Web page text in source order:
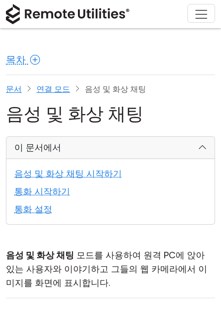
목차
문서 연결 모드 음성 및 화상 채팅
음성 및 화상 채팅
이 문서에서
음성 및 화상 채팅 시작하기
통화 시작하기
통화 설정
음성 및 화상 채팅 모드를 사용하여 원격 PC에 앉아
있는 사용자와 이야기하고 그들의 웹 카메라에서 이
미지를 화면에 표시합니다.
제품
보안
스크린샷
릴리즈 노트
연결 모드
무인 액세스
Active Directory 지원
MSI 구성
솔루션
제조 및 소매업
헬스케어
교육 및 정부
정보 기술
다운로드
macOS
Linux
iOS/Android
구매
라이선스 어시스턴트
라이선스 업그레이드
지원
문서
지식 기반
회사 소개
보도 자료실
리뷰 작성하기